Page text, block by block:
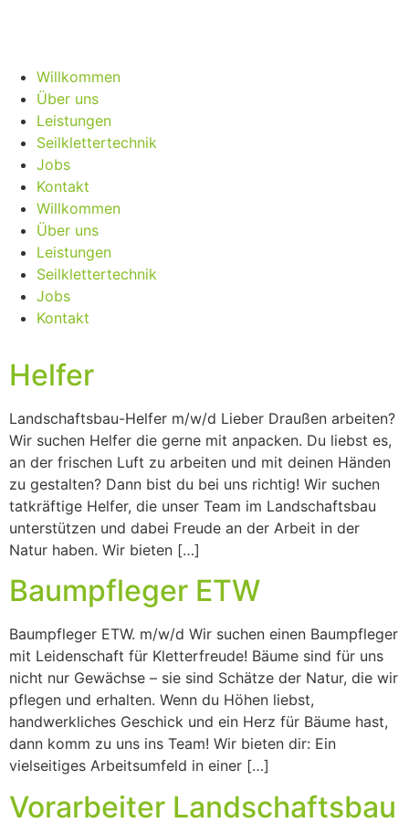
Willkommen
Über uns
Leistungen
Seilklettertechnik
Jobs
Kontakt
Willkommen
Über uns
Leistungen
Seilklettertechnik
Jobs
Kontakt
Helfer
Landschaftsbau-Helfer m/w/d Lieber Draußen arbeiten?
Wir suchen Helfer die gerne mit anpacken. Du liebst es,
an der frischen Luft zu arbeiten und mit deinen Händen
zu gestalten? Dann bist du bei uns richtig! Wir suchen
tatkräftige Helfer, die unser Team im Landschaftsbau
unterstützen und dabei Freude an der Arbeit in der
Natur haben. Wir bieten […]
Baumpfleger ETW
Baumpfleger ETW. m/w/d Wir suchen einen Baumpfleger
mit Leidenschaft für Kletterfreude! Bäume sind für uns
nicht nur Gewächse – sie sind Schätze der Natur, die wir
pflegen und erhalten. Wenn du Höhen liebst,
handwerkliches Geschick und ein Herz für Bäume hast,
dann komm zu uns ins Team! Wir bieten dir: Ein
vielseitiges Arbeitsumfeld in einer […]
Vorarbeiter Landschaftsbau